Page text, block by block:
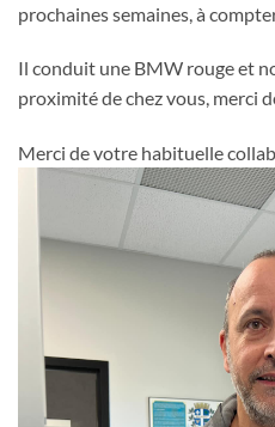
prochaines semaines, à
Il conduit une BMW rouge et
proximité de chez vous, merci
Merci de votre habituelle